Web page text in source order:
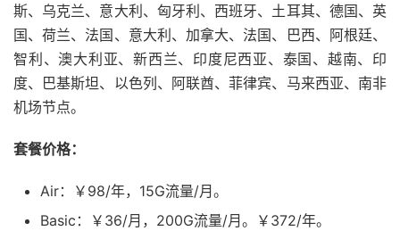
斯、乌克兰、意大利、匈牙利、西班牙、土耳其、德国、英
国、荷兰、法国、意大利、加拿大、法国、巴西、阿根廷、
智利、澳大利亚、新西兰、印度尼西亚、泰国、越南、印
度、巴基斯坦、以色列、阿联酋、菲律宾、马来西亚、南非
机场节点。
套餐价格：
Air：￥98/年，15G流量/月。
Basic：￥36/月，200G流量/月。￥372/年。